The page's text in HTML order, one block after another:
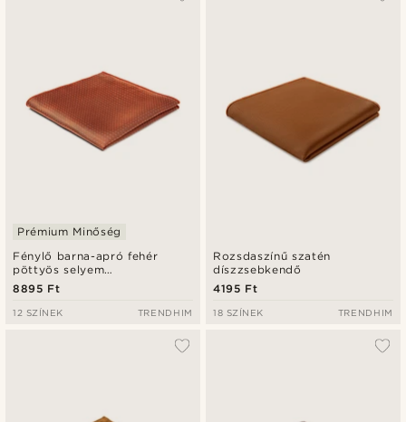
Fénylő barna-apró fehér
pöttyös selyem
díszzsebkendő
Prémium Minőség
8895 Ft
12 SZÍNEK TRENDHIM
Rozsdaszínű szatén
díszzsebkendő
4195 Ft
18 SZÍNEK TRENDHIM